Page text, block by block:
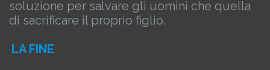
soluzione per salvare gli uomini che quella
di sacrificare il proprio figlio.
LA FINE